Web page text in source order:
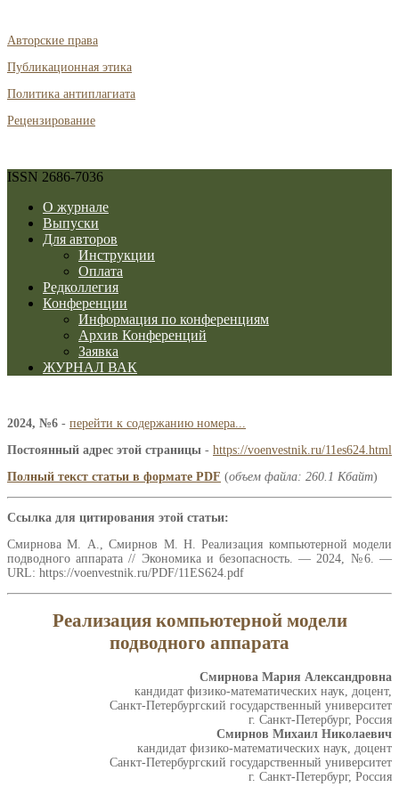
Авторские права
Публикационная этика
Политика антиплагиата
Рецензирование
ISSN 2686-7036
О журнале
Выпуски
Для авторов
Инструкции
Оплата
Редколлегия
Конференции
Информация по конференциям
Архив Конференций
Заявка
ЖУРНАЛ ВАК
2024, №6 - перейти к содержанию номера...
Постоянный адрес этой страницы - https://voenvestnik.ru/11es624.html
Полный текст статьи в формате PDF (объем файла: 260.1 Кбайт)
Ссылка для цитирования этой статьи:
Смирнова М. А., Смирнов М. Н. Реализация компьютерной модели
подводного аппарата // Экономика и безопасность. — 2024, №6. —
URL: https://voenvestnik.ru/PDF/11ES624.pdf
Реализация компьютерной модели
подводного аппарата
Смирнова Мария Александровна
кандидат физико-математических наук, доцент,
Санкт-Петербургский государственный университет
г. Санкт-Петербург, Россия
Смирнов Михаил Николаевич
кандидат физико-математических наук, доцент
Санкт-Петербургский государственный университет
г. Санкт-Петербург, Россия